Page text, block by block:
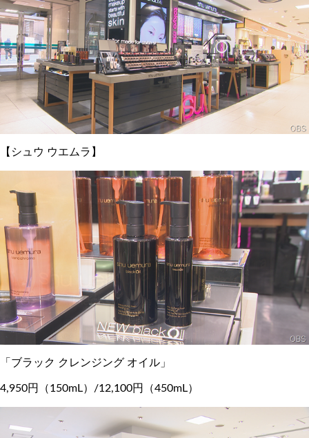
【シュウ ウエムラ】
「ブラック クレンジング オイル」
4,950円（150mL）/12,100円（450mL）